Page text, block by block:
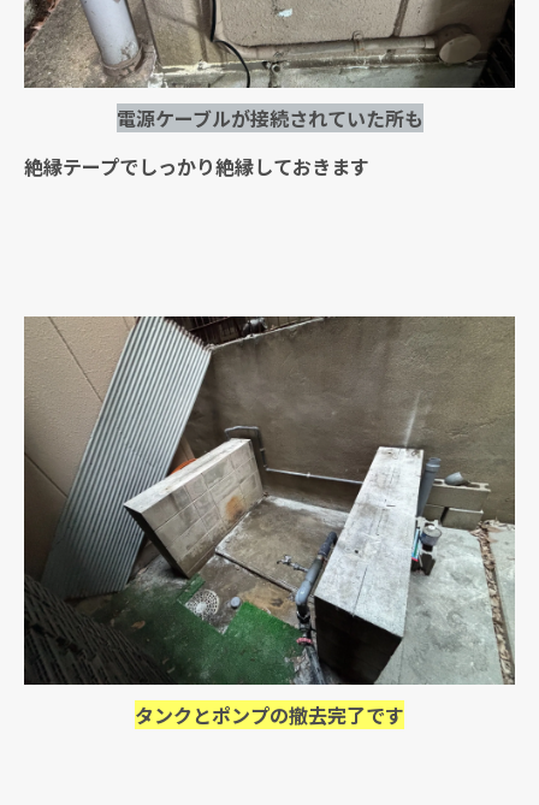
電源ケーブルが接続されていた所も
絶縁テープでしっかり絶縁しておきます
タンクとポンプの撤去完了です